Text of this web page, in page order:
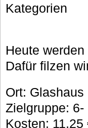
Kategorien
Heute
Dafür filzen
Ort: Glashaus
Zielgruppe:
Kosten: